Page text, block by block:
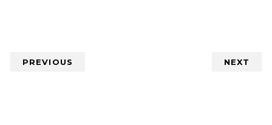
PREVIOUS NEXT